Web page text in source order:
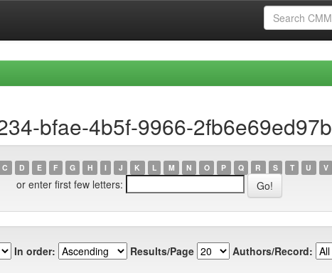
bfae-4b5f-9966-2fb6e69ed97b
C D E F G H I J K L M N O P Q R S T U V
or enter first few letters:
In order: Results/Page Authors/Record: